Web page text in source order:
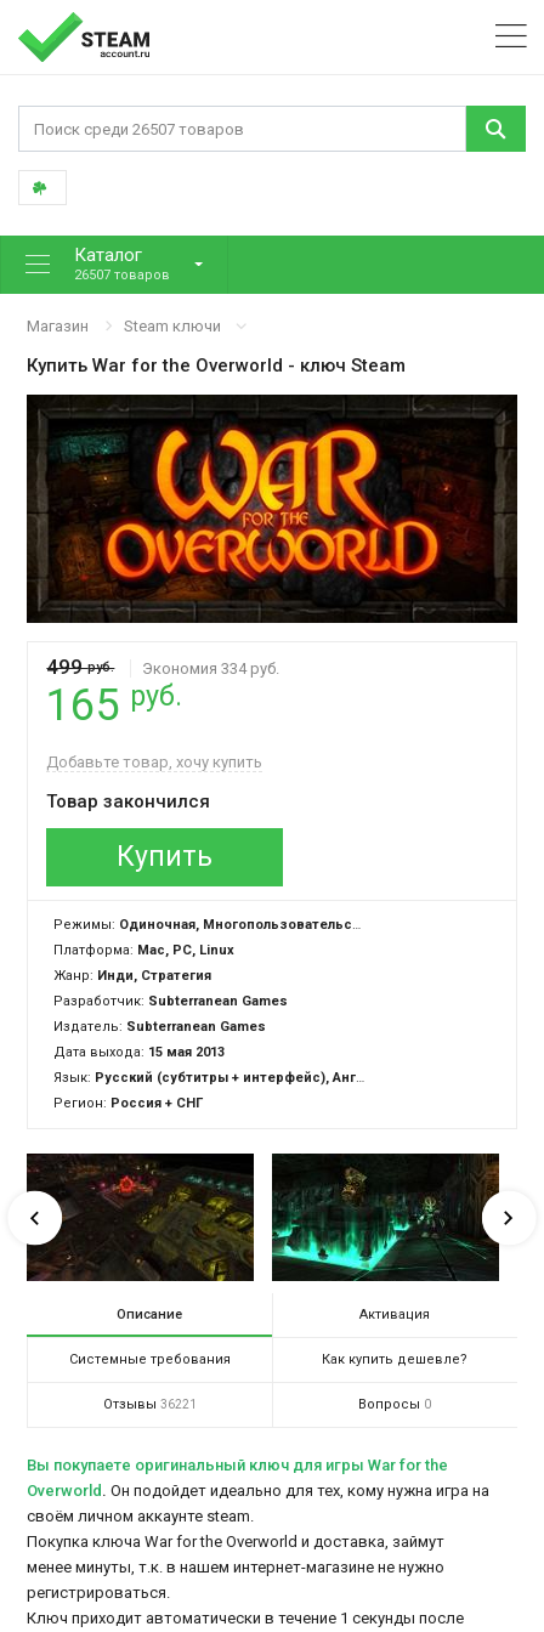
Каталог
26507 товаров
Магазин Steam ключи
КупитьWar for the Overworld - ключ Steam
499руб. Экономия 334 руб.
165 руб.
Добавьте товар, хочу купить
Товар закончился
Купить
Режимы: Одиночная, Многопользовательская
Платформа: Mac, PC, Linux
Жанр: Инди, Стратегия
Разработчик: Subterranean Games
Издатель: Subterranean Games
Дата выхода: 15 мая 2013
Язык: Русский (субтитры + интерфейс), Английский (озвучка + субтитры + интерфейс)
Регион: Россия + СНГ
Описание Активация
Системные требования Как купить дешевле?
Отзывы 36221 Вопросы 0
Вы покупаете оригинальный ключ для игры War for the
Overworld . Он подойдет идеально для тех, кому нужна игра на
своём личном аккаунте steam.
Покупка ключа War for the Overworld и доставка, займут
менее минуты, т.к. в нашем интернет-магазине не нужно
регистрироваться.
Ключ приходит автоматически в течение 1 секунды после